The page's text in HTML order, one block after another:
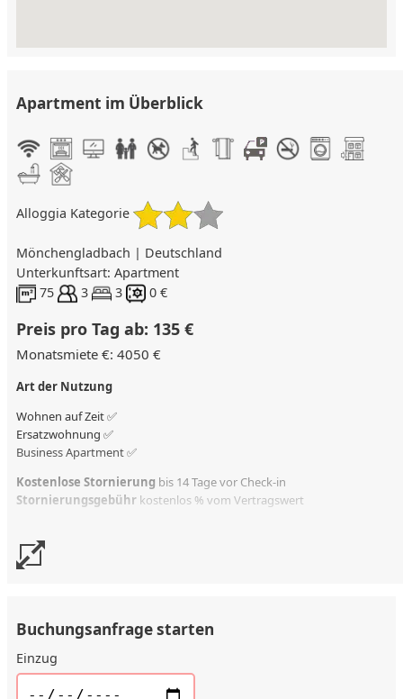
Apartment im Überblick
Alloggia Kategorie
Mönchengladbach | Deutschland
Unterkunftsart: Apartment
75
3 3 0 €
Preis pro Tag ab: 135 €
Monatsmiete €: 4050 €
Art der Nutzung
Wohnen auf Zeit ✅
Ersatzwohnung ✅
Business Apartment ✅
Kostenlose Stornierung bis 14 Tage vor Check-in
Stornierungsgebühr kostenlos % vom Vertragswert
Buchungsanfrage starten
Einzug